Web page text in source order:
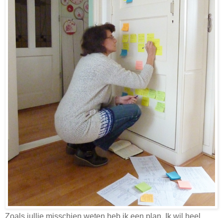
Zoals jullie misschien weten heb ik een plan. Ik wil heel